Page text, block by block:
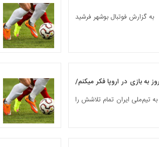
گزارش فوتبال بوشهر فرشید
بازی در اروپا فکر میکنم/
تیم‌ملی ایران تمام تلاشش را